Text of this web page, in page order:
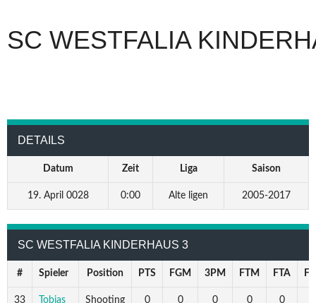
SC WESTFALIA
DETAILS
Datum Zeit Liga Saison
19. April 0028 0:00 Alte ligen 2005-2017
SC WESTFALIA KINDERHAUS 3
# Spieler Position PTS FGM 3PM FTM FTA
33
Tobias
Shooting
0 0 0 0 0